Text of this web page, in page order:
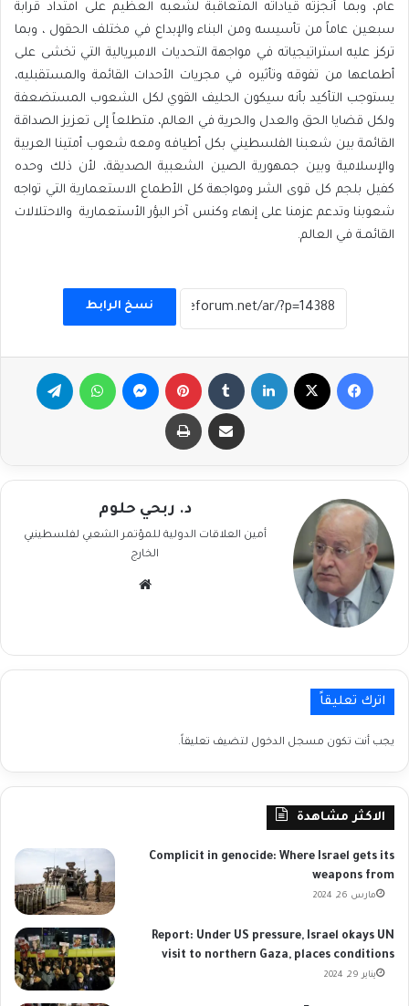
عام، وبما أنجزته قياداته المتعاقبة لشعبه العظيم على امتداد قرابة
سبعين عاماً من تأسيسه ومن البناء والإبداع في مختلف الحقول ، وبما
تركز عليه استراتيجياته في مواجهة التحديات الامبريالية التي تخشى على
أطماعها من تفوقه وتأثيره في مجريات الأحدات القائمة والمستقبليه،
يستوجب التأكيد بأنه سيكون الحليف القوي لكل الشعوب المستضعفة
ولكل قضايا الحق والعدل والحرية في العالم، متطلعاً إلى تعزيز الصداقة
القائمة بين شعبنا الفلسطيني بكل أطيافه ومعه شعوب أمتينا العربية
والإسلامية وبين جمهورية الصين الشعبية الصديقة، لأن ذلك وحده
كفيل بلجم كل قوى الشر ومواجهة كل الأطماع الاستعمارية التي تواجه
شعوبنا وتدعم عزمنا على إنهاء وكنس آخر البؤر الأستعمارية والاحتلالات
القائمـة في العالم.
نسخ الرابط
فيسبوك لينكدإن بينتيريست ماسنجر واتساب تيلقرام
مشاركة عبر البريد طباعة
د. ربحي حلوم
أمين العلاقات الدولية للمؤتمر الشعبي لفلسطينيي
الخارج
اترك تعليقاً
يجب أنت تكون مسجل الدخول لتضيف تعليقاً.
الاكثر مشاهدة
Complicit in genocide: Where Israel gets its
weapons from
مارس 26, 2024
Report: Under US pressure, Israel okays UN
visit to northern Gaza, places conditions
يناير 29, 2024